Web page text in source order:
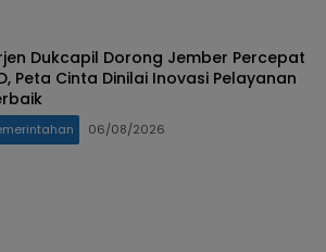
Dukcapil Dorong Jember Percepat
Peta Cinta Dinilai Inovasi Pelayanan
06/08/2026